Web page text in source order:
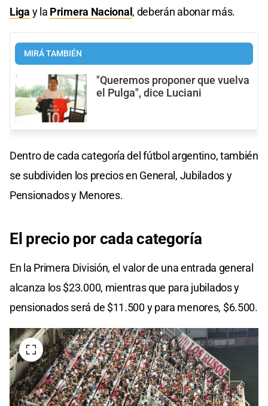
Liga y la Primera Nacional, deberán abonar más.
MIRÁ TAMBIÉN
"Queremos proponer que vuelva
el Pulga", dice Luciani
Dentro de cada categoría del fútbol argentino, también
se subdividen los precios en General, Jubilados y
Pensionados y Menores.
El precio por cada categoría
En la Primera División, el valor de una entrada general
alcanza los $23.000, mientras que para jubilados y
pensionados será de $11.500 y para menores, $6.500.